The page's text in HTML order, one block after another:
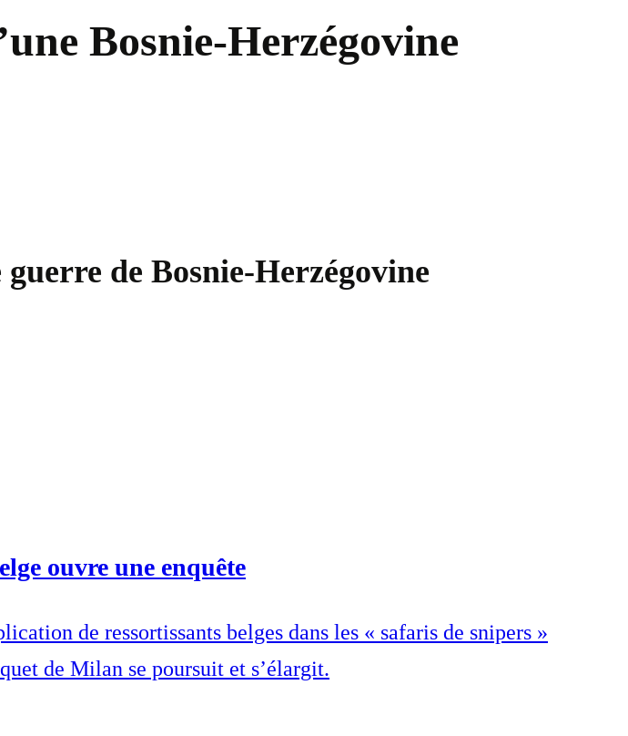
Bosnie-Herzégovine
de Bosnie-Herzégovine
ouvre une enquête
de ressortissants belges dans les « safaris de snipers »
de Milan se poursuit et s’élargit.